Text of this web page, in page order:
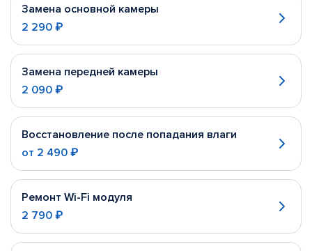
Замена основной камеры
2 290 ₽
Замена передней камеры
2 090 ₽
Восстановление после попадания влаги
от 2 490 ₽
Ремонт Wi-Fi модуля
2 790 ₽